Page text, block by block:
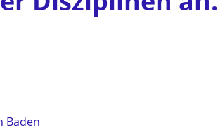
Baden